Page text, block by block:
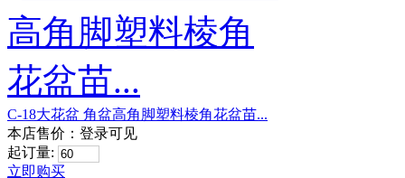
C-18大花盆 角盆高角脚塑料棱角花盆苗...
本店售价： 登录可见
起订量:
立即购买